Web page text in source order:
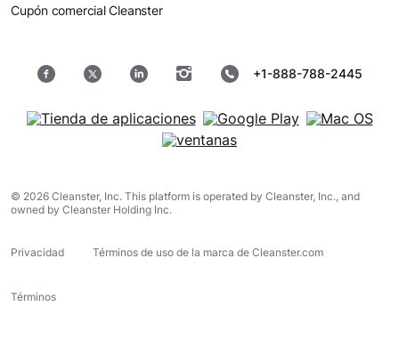
Cupón comercial Cleanster
+1-888-788-2445
© 2026 Cleanster, Inc. This platform is operated by Cleanster, Inc., and
owned by Cleanster Holding Inc.
Privacidad Términos de uso de la marca de Cleanster.com
Términos